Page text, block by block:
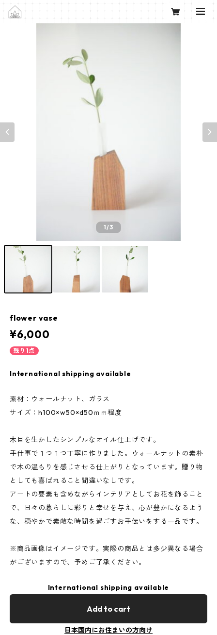
1/3
flower vase
¥6,000
残り1点
International shipping available
素材：ウォールナット、ガラス
サイズ：h100×w50×d50ｍｍ程度
木目を生かしたシンプルなオイル仕上げです。
手仕事で１つ１つ丁寧に作りました。ウォールナットの素朴
で木の温もりを感じさせる仕上がりとなっています。贈り物
としても喜ばれること間違いなしです。
アートの要素も含めながらインテリアとしてお花を飾ること
で、日々の暮らしに彩りと幸せを与え、心が豊かになるよう
な、穏やかで素敵な時間を過ごすお手伝いをする一品です。
※商品画像はイメージです。実際の商品とは多少異なる場合
がございますので、予めご了承ください。
International shipping available
Add to cart
日本国内にお住まいの方向け